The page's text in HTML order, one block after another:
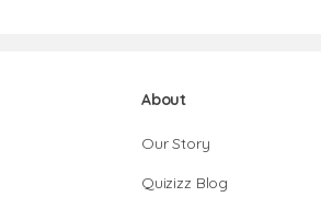
About
Our Story
Quizizz Blog